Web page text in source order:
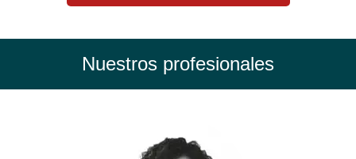
Nuestros profesionales